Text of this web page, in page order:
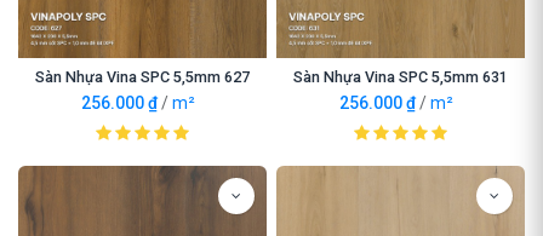
Sàn Nhựa Vina SPC 5,5mm 627
256.000₫ /m²
Sàn Nhựa Vina SPC 5,5mm 631
256.000₫ /m²